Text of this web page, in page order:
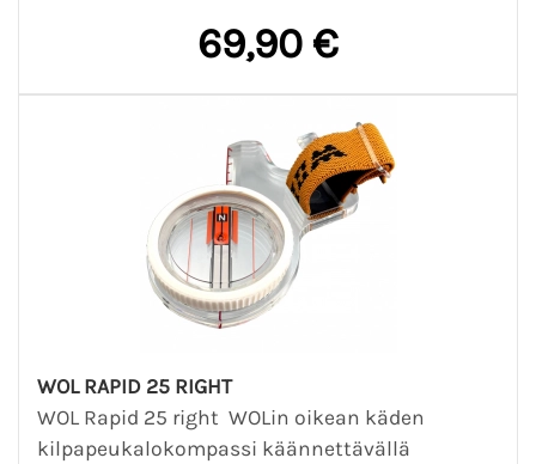
69,90 €
WOL RAPID 25 RIGHT
WOL Rapid 25 right WOLin oikean käden
kilpapeukalokompassi käännettävällä